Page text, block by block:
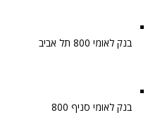
בנק לאומי 800 תל אביב
בנק לאומי סניף 800